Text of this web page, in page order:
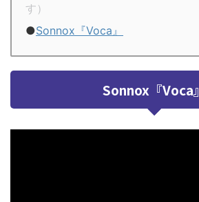
す）
●Sonnox『Voca』
Sonnox『Voca』